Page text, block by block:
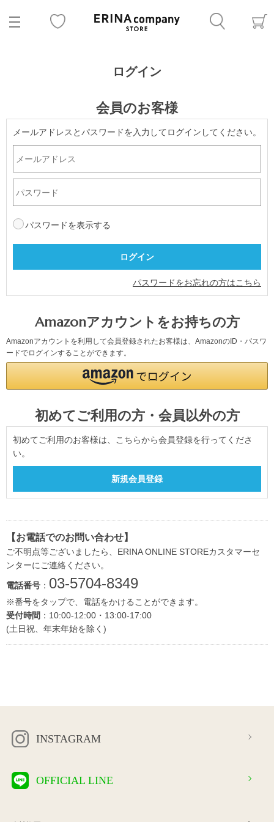
ログイン
会員のお客様
メールアドレスとパスワードを入力してログインしてください。
パスワードを表示する
パスワードをお忘れの方はこちら
Amazonアカウントをお持ちの方
Amazonアカウントを利用して会員登録されたお客様は、AmazonのID・パスワ
ードでログインすることができます。
初めてご利用の方・会員以外の方
初めてご利用のお客様は、こちらから会員登録を行ってくださ
い。
【お電話でのお問い合わせ】
ご不明点等ございましたら、ERINA ONLINE STOREカスタマーセ
ンターにご連絡ください。
電話番号 ： 03-5704-8349
※番号をタップで、電話をかけることができます。
受付時間 ：10:00-12:00・13:00-17:00
(土日祝、年末年始を除く)
INSTAGRAM
OFFICIAL LINE